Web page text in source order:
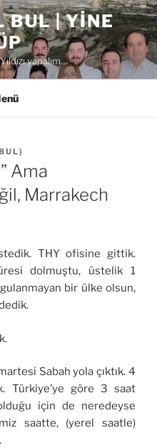
BUL | YINE
yapalım…
)
Ama
Marrakech
THY ofisine gittik.
dolmuştu, üstelik 1
bir ülke olsun,
Sabah yola çıktık. 4
Türkiye’ye göre 3 saat
için de neredeyse
saatte, (yerel saatle)